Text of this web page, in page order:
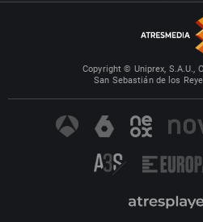
Copyright © Uniprex, S.A.U.,
San Sebastián de los